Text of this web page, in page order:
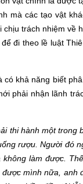
mà các tạo vật
trách nhiệm
đi theo lề luật
khả năng biết
phải nhận lãnh
thi hành một
rượu. Người đó
làm được.
mình nữa,